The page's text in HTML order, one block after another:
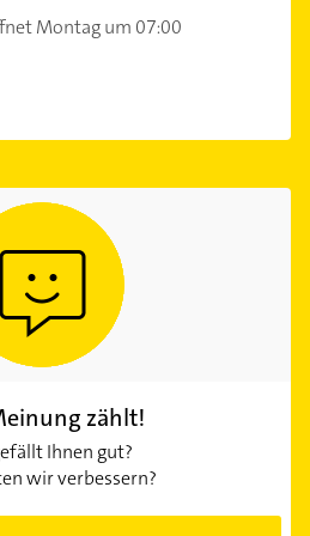
Montag um 07:00
zählt!
Ihnen gut?
wir verbessern?